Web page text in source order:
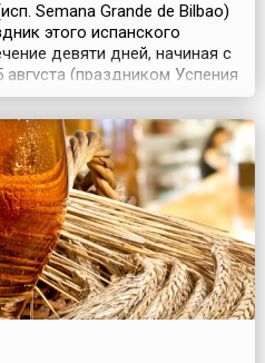
Semana Grande de Bilbao)
этого испанского
девяти дней, начиная с
(праздником Успения
праздник получил в
в Бильбао проходили
мероприятия – ярмарки,
ци...